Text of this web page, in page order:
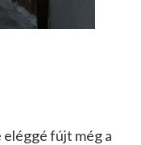
fújt még a